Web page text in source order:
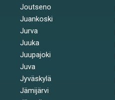
Joutseno
Juankoski
Jurva
Juuka
Juupajoki
Juva
Jyväskylä
Jämijärvi